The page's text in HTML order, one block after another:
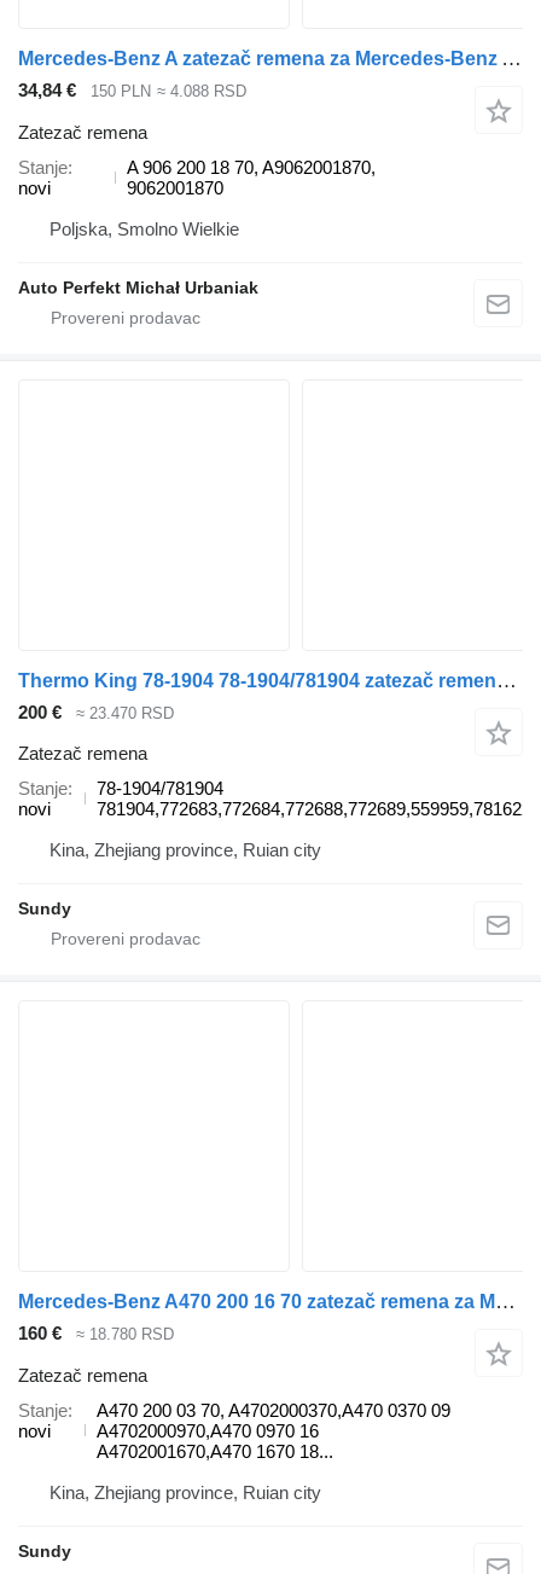
Mercedes-Benz A zatezač remena za Mercedes-Benz Atego, Axor kamiona
34,84 € 150 PLN ≈ 4.088 RSD
Zatezač remena
Stanje
novi
A 906 200 18 70, A9062001870,
9062001870
Poljska, Smolno Wielkie
Auto Perfekt Michał Urbaniak
Thermo King 78-1904 78-1904/781904 zatezač remena za Thermo King SL/SLX/SLXe/SLXi tegljača
200 € ≈ 23.470 RSD
Zatezač remena
Stanje
novi
78-1904/781904
Kina, Zhejiang province, Ruian city
Sundy
Mercedes-Benz A470 200 16 70 zatezač remena za Mercedes-Benz tegljača
160 € ≈ 18.780 RSD
Zatezač remena
Stanje
novi
A470 200 03 70, A4702000370,A470 0370 09
A4702000970,A470 0970 16
A4702001670,A470 1670 18...
Kina, Zhejiang province, Ruian city
Sundy